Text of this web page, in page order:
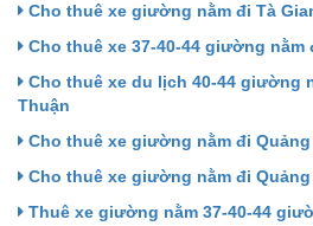
Cho thuê xe giường nằm đi Tà
Cho thuê xe 37-40-44 giường nằm
Cho thuê xe du lịch 40-44 giường
Thuận
Cho thuê xe giường nằm đi Quảng
Cho thuê xe giường nằm đi Quảng
Thuê xe giường nằm 37-40-44